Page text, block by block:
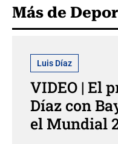
Más de
Luis Díaz
VIDEO | El
Díaz con
el Mundial